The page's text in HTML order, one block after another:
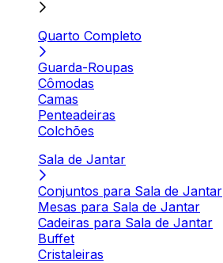
Quarto Completo
Guarda-Roupas
Cômodas
Camas
Penteadeiras
Colchões
Sala de Jantar
Conjuntos para Sala de Jantar
Mesas para Sala de Jantar
Cadeiras para Sala de Jantar
Buffet
Cristaleiras